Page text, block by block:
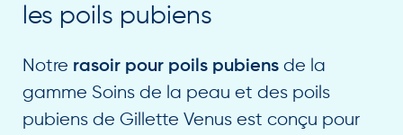
les poils pubiens
Notre rasoir pour poils pubiens de la
gamme Soins de la peau et des poils
pubiens de Gillette Venus est conçu pour